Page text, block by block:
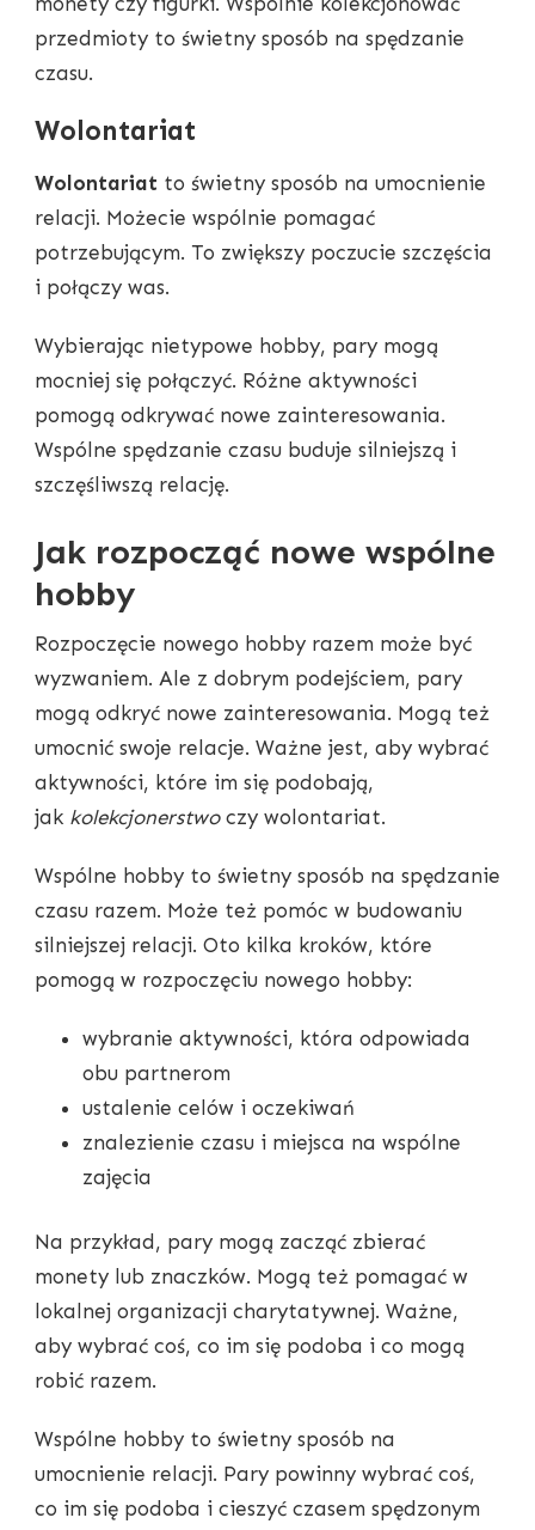
przedmioty to świetny sposób na spędzanie
czasu.
Wolontariat
Wolontariat to świetny sposób na umocnienie
relacji. Możecie wspólnie pomagać
potrzebującym. To zwiększy poczucie szczęścia
i połączy was.
Wybierając nietypowe hobby, pary mogą
mocniej się połączyć. Różne aktywności
pomogą odkrywać nowe zainteresowania.
Wspólne spędzanie czasu buduje silniejszą i
szczęśliwszą relację.
Jak rozpocząć nowe wspólne
hobby
Rozpoczęcie nowego hobby razem może być
wyzwaniem. Ale z dobrym podejściem, pary
mogą odkryć nowe zainteresowania. Mogą też
umocnić swoje relacje. Ważne jest, aby wybrać
aktywności, które im się podobają,
jak kolekcjonerstwoczy wolontariat.
Wspólne hobby to świetny sposób na spędzanie
czasu razem. Może też pomóc w budowaniu
silniejszej relacji. Oto kilka kroków, które
pomogą w rozpoczęciu nowego hobby:
wybranie aktywności, która odpowiada
obu partnerom
ustalenie celów i oczekiwań
znalezienie czasu i miejsca na wspólne
zajęcia
Na przykład, pary mogą zacząć zbierać
monety lub znaczków. Mogą też pomagać w
lokalnej organizacji charytatywnej. Ważne,
aby wybrać coś, co im się podoba i co mogą
robić razem.
Wspólne hobby to świetny sposób na
umocnienie relacji. Pary powinny wybrać coś,
co im się podoba i cieszyć czasem spędzonym